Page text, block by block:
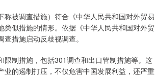
被调查措施）符合《中华人民共和国对外贸易
似措施的情形。依据《中华人民共和国对外贸
措施启动反歧视调查。
制措施，包括301调查和出口管制措施等。这
的遏制打压，不仅危害中国发展利益，还严重